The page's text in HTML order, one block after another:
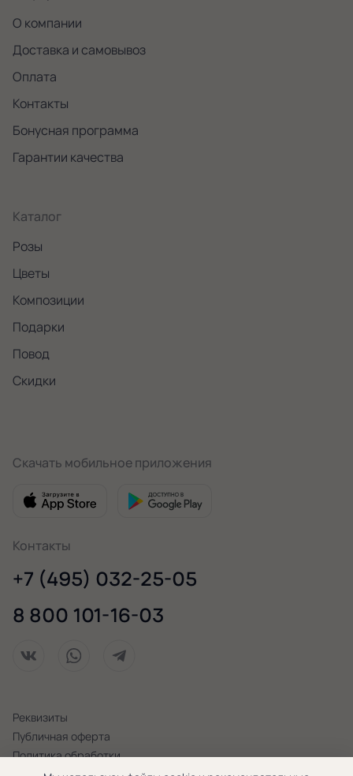
Политика обработки
Публичная оферта
Реквизиты
О компании
Доставка и самовывоз
Оплата
Контакты
Бонусная программа
Гарантии качества
Каталог
Розы
Цветы
Композиции
Подарки
Повод
Скидки
Скачать мобильное приложения
Контакты
+7 (495) 032-25-05
8 800 101-16-03